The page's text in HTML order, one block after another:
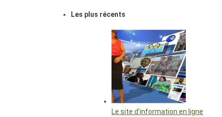
Les plus récents
Le site d’information en ligne